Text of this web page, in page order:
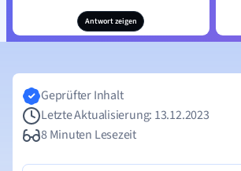
Antwort zeigen
Geprüfter Inhalt
Letzte Aktualisierung: 13.12.2023
8 Minuten Lesezeit